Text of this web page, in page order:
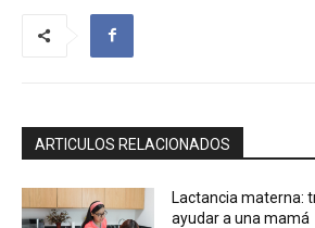
ARTICULOS RELACIONADOS
Lactancia materna:
ayudar a una mamá